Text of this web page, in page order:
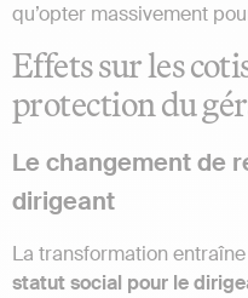
qu’opter massivement
Effets sur les
protection du
Le changement de
dirigeant
La transformation
statut social pour le